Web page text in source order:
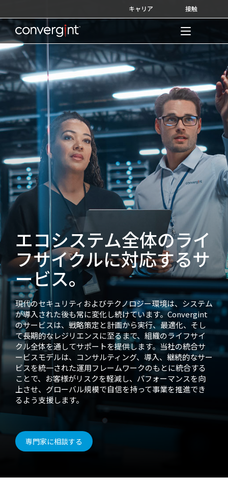
to
content
キャリア 接触
Home
エコシステム全体のライ
フサイクルに対応するサ
ービス。
現代のセキュリティおよびテクノロジー環境は、システム
が導入された後も常に変化し続けています。Convergint
のサービスは、戦略策定と計画から実行、最適化、そし
て長期的なレジリエンスに至るまで、組織のライフサイ
クル全体を通してサポートを提供します。当社の統合サ
ービスモデルは、コンサルティング、導入、継続的なサー
ビスを統一された運用フレームワークのもとに統合する
ことで、お客様がリスクを軽減し、パフォーマンスを向
上させ、グローバル規模で自信を持って事業を推進でき
るよう支援します。
専門家に相談する